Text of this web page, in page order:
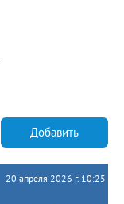
Добавить
20 апреля 2026 г. 10:25